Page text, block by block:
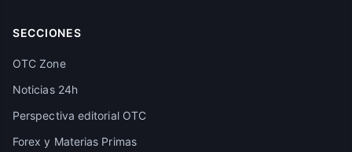
SECCIONES
OTC Zone
Noticias 24h
Perspectiva editorial OTC
Forex y Materias Primas